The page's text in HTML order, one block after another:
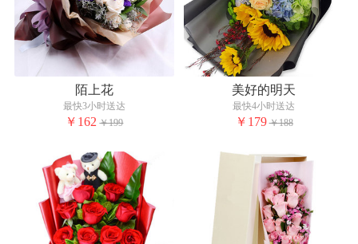
陌上花
最快3小时送达
￥162 ￥199
美好的明天
最快4小时送达
￥179 ￥188